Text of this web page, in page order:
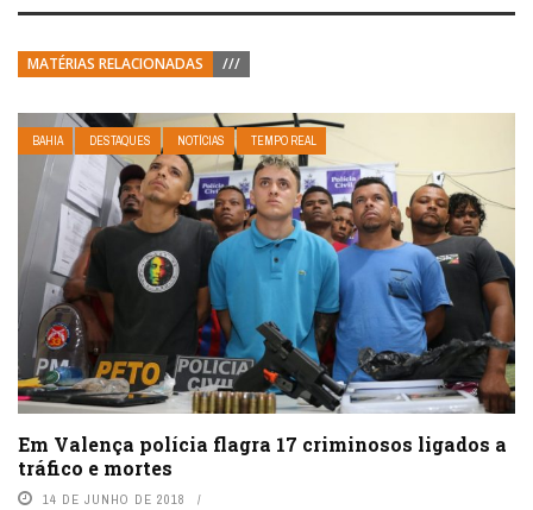
MATÉRIAS RELACIONADAS ///
BAHIA DESTAQUES NOTÍCIAS TEMPO REAL
Em Valença polícia flagra 17 criminosos ligados a
tráfico e mortes
14 DE JUNHO DE 2018